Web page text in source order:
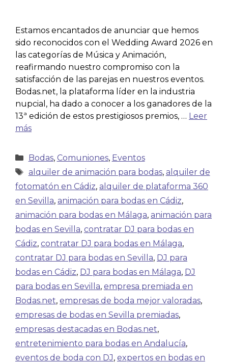
Estamos encantados de anunciar que hemos
sido reconocidos con el Wedding Award 2026 en
las categorías de Música y Animación,
reafirmando nuestro compromiso con la
satisfacción de las parejas en nuestros eventos.
Bodas.net, la plataforma líder en la industria
nupcial, ha dado a conocer a los ganadores de la
13ª edición de estos prestigiosos premios, … Leer
más
Bodas, Comuniones, Eventos
alquiler de animación para bodas, alquiler de
fotomatón en Cádiz, alquiler de plataforma 360
en Sevilla, animación para bodas en Cádiz,
animación para bodas en Málaga, animación para
bodas en Sevilla, contratar DJ para bodas en
Cádiz, contratar DJ para bodas en Málaga,
contratar DJ para bodas en Sevilla, DJ para
bodas en Cádiz, DJ para bodas en Málaga, DJ
para bodas en Sevilla, empresa premiada en
Bodas.net, empresas de boda mejor valoradas,
empresas de bodas en Sevilla premiadas,
empresas destacadas en Bodas.net,
entretenimiento para bodas en Andalucía,
eventos de boda con DJ, expertos en bodas en